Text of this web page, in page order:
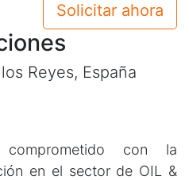
Solicitar ahora
Reyes, España
con la
en el sector de OIL &